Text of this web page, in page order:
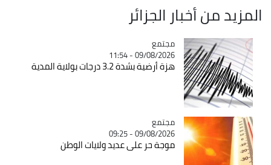
المزيد من أخبار الجزائر
Catégorie
مجتمع
09/08/2026 - 11:54
هزة أرضية بشدة 3.2 درجات بولاية المدية
Catégorie
مجتمع
09/08/2026 - 09:25
موجة حر على عديد ولايات الوطن